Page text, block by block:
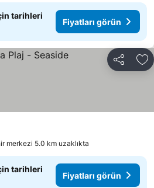
tarihleri
Fiyatları görün
Paylaş
merkezi 5.0 km uzaklıkta
tarihleri
Fiyatları görün